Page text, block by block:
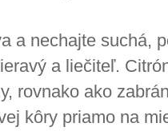
a nechajte suchá,
a liečiteľ.
rovnako ako
kôry priamo na